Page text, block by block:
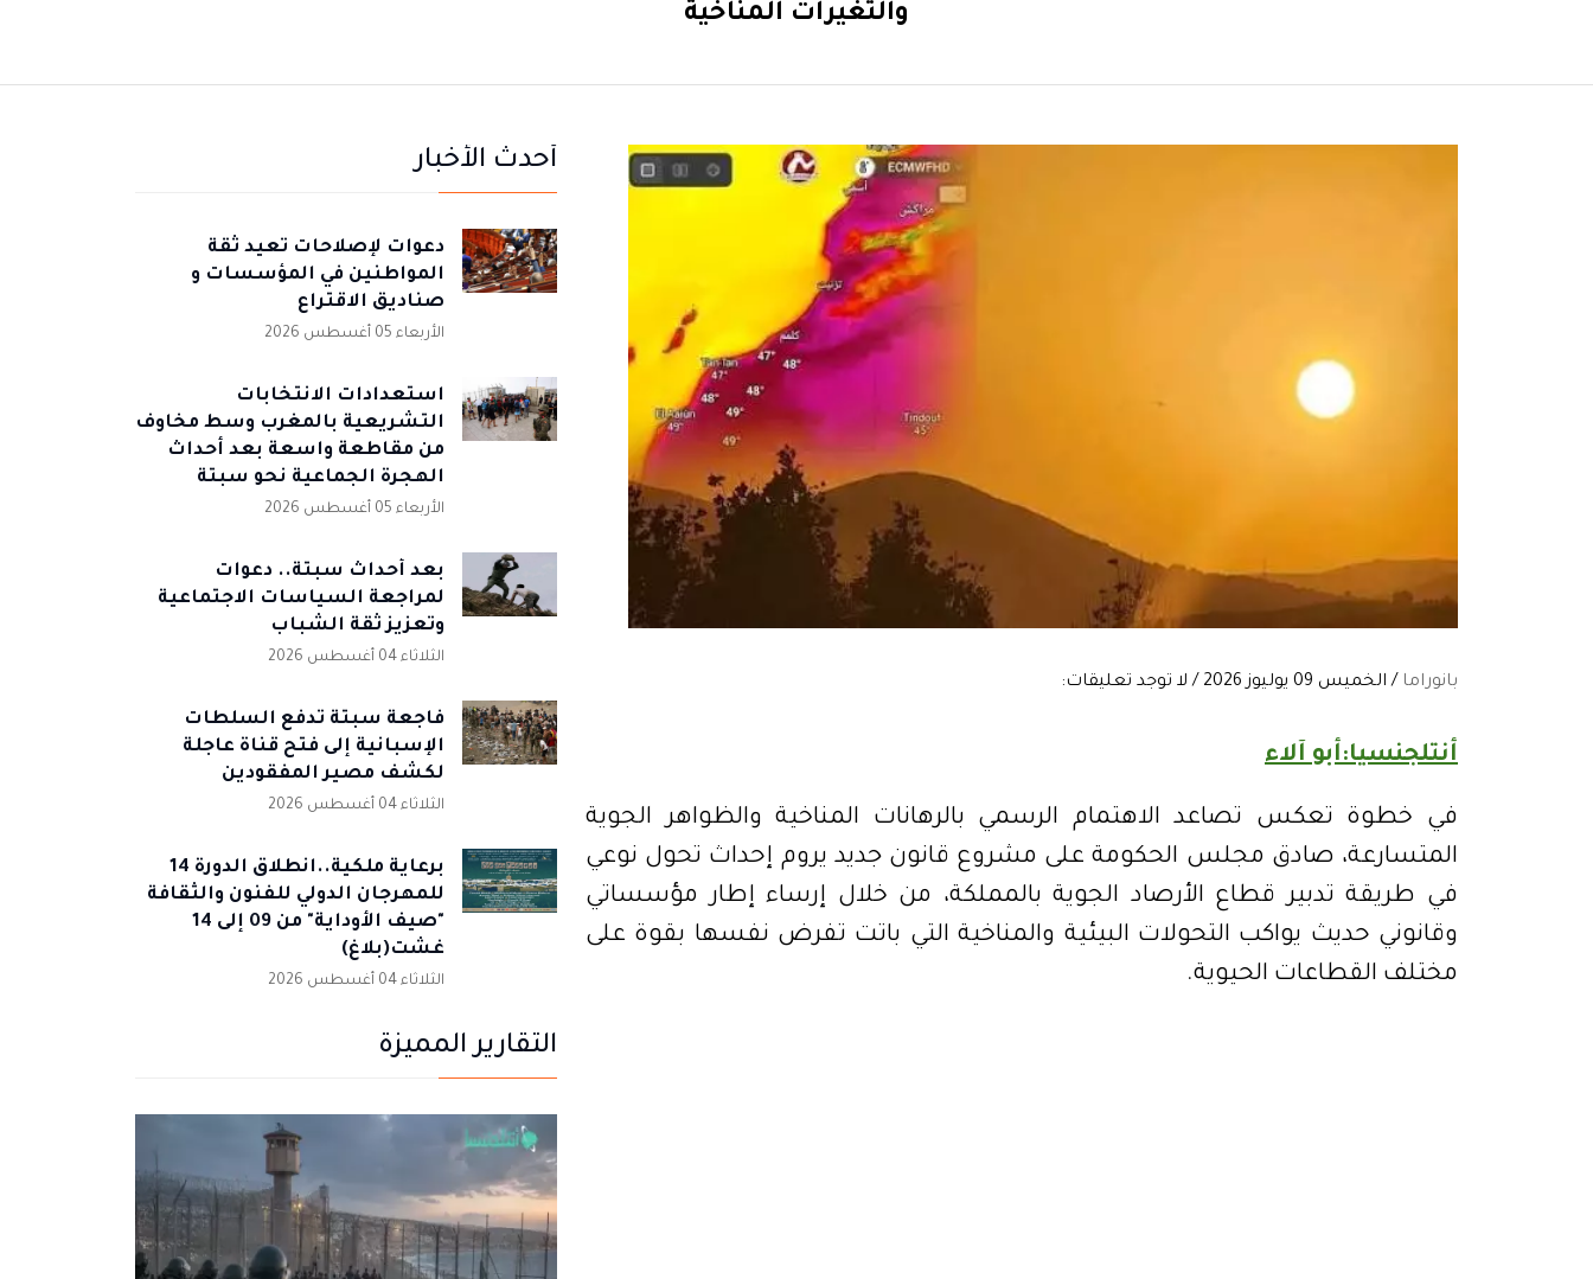
والتغيرات المناخية
بانوراما / الخميس 09 يوليوز 2026 / لا توجد تعليقات:
أنتلجنسيا:أبو آلاء
في خطوة تعكس تصاعد الاهتمام الرسمي بالرهانات المناخية والظواهر الجوية
المتسارعة، صادق مجلس الحكومة على مشروع قانون جديد يروم إحداث تحول نوعي
في طريقة تدبير قطاع الأرصاد الجوية بالمملكة، من خلال إرساء إطار مؤسساتي
وقانوني حديث يواكب التحولات البيئية والمناخية التي باتت تفرض نفسها بقوة على
مختلف القطاعات الحيوية.
أحدث الأخبار
دعوات لإصلاحات تعيد ثقة
المواطنين في المؤسسات و
صناديق الاقتراع
الأربعاء 05 أغسطس 2026
استعدادات الانتخابات
التشريعية بالمغرب وسط مخاوف
من مقاطعة واسعة بعد أحداث
الهجرة الجماعية نحو سبتة
الأربعاء 05 أغسطس 2026
بعد أحداث سبتة.. دعوات
لمراجعة السياسات الاجتماعية
وتعزيز ثقة الشباب
الثلاثاء 04 أغسطس 2026
فاجعة سبتة تدفع السلطات
الإسبانية إلى فتح قناة عاجلة
لكشف مصير المفقودين
الثلاثاء 04 أغسطس 2026
برعاية ملكية..انطلاق الدورة 14
للمهرجان الدولي للفنون والثقافة
"صيف الأوداية" من 09 إلى 14
غشت(بلاغ)
الثلاثاء 04 أغسطس 2026
التقارير المميزة